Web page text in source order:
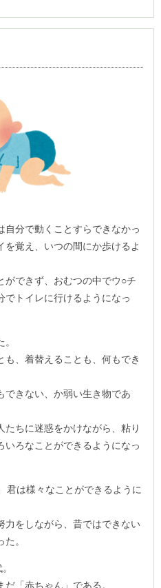
分で動くことすらできなかっ
覚え、いつの間にか歩けるよ
ができず、おむつの中でウ○チ
でトイレに行けるようになっ
、着替えることも、何もでき
できない、か弱い生き物であ
たちに迷惑をかけながら、粘り
ろなことができるようになっ
君は様々なことができるように
力をしながら、昔ではできない
。
「赤ちゃん」である。